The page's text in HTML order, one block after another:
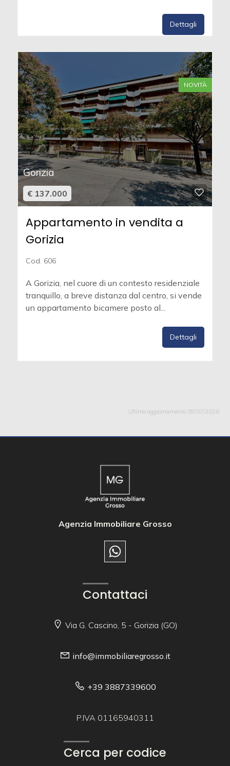
Dettagli
NOVITÀ
Gorizia
€ 137.000
Appartamento in vendita a
Gorizia
Cod. 606
A Gorizia, nel cuore di un contesto residenziale
tranquillo, a breve distanza dal centro, si vende
un appartamento bicamere posto al...
Dettagli
Ultimo aggiornamento 09/07/2026
Agenzia Immobiliare Grosso
Contattaci
Via G. Cascino, 5 - Gorizia (GO)
info@immobiliaregrosso.it
+39 3887339600
P.IVA 01165940311
Cerca per codice